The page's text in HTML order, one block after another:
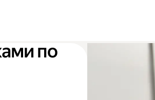
по